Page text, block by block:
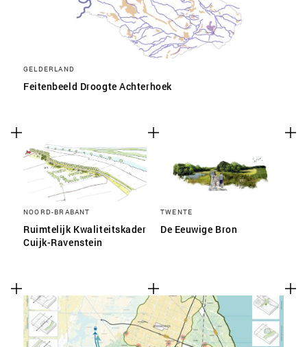
GELDERLAND
Feitenbeeld Droogte Achterhoek
NOORD-BRABANT
Ruimtelijk Kwaliteitskader
Cuijk-Ravenstein
TWENTE
De Eeuwige Bron